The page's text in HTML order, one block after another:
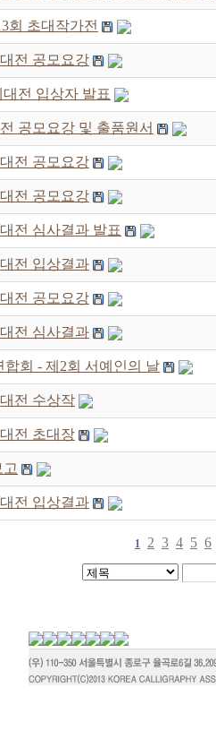
회 초대작가전
전 공모요강
전 입상자 발표
공모요강 및 출품원서
전 공모요강
전 공모요강
전 심사결과 발표
전 입상결과
전 공모요강
전 심사결과
회 - 제2회 서예인의 날
전 수상작
전 초대장
전 입상결과
1 2 3 4 5 6